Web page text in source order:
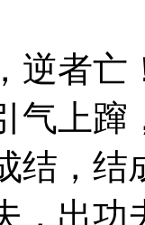
者亡
气上
结，
，出功